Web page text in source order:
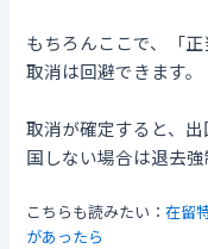
もちろんここで、「
取消は回避できます。
取消が確定すると、
国しない場合は退去強
こちらも読みたい：在留
があったら